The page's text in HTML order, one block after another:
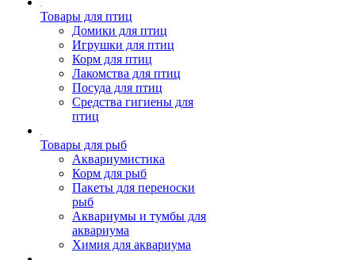
Товары для птиц
Домики для птиц
Игрушки для птиц
Корм для птиц
Лакомства для птиц
Посуда для птиц
Средства гигиены для
птиц
Товары для рыб
Аквариумистика
Корм для рыб
Пакеты для переноски
рыб
Аквариумы и тумбы для
аквариума
Химия для аквариума